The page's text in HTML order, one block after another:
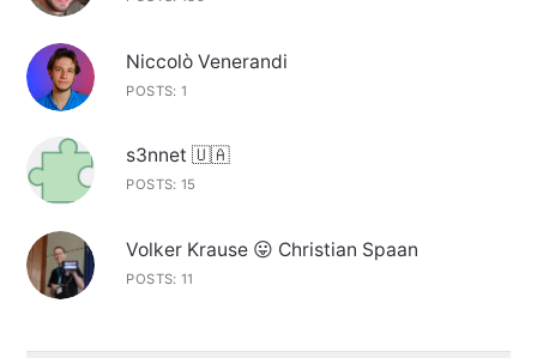
Niccolò Venerandi
POSTS: 1
s3nnet 🇺🇦
POSTS: 15
Volker Krause 😛 Christian Spaan
POSTS: 11